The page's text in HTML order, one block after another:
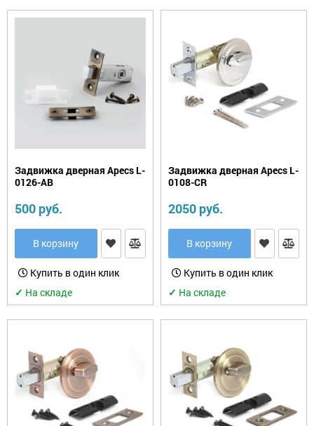
Задвижка дверная Apecs L-
0126-AB
500 руб.
В корзину
Купить в один клик
✓ На складе
Задвижка дверная Apecs L-
0108-CR
2050 руб.
В корзину
Купить в один клик
✓ На складе